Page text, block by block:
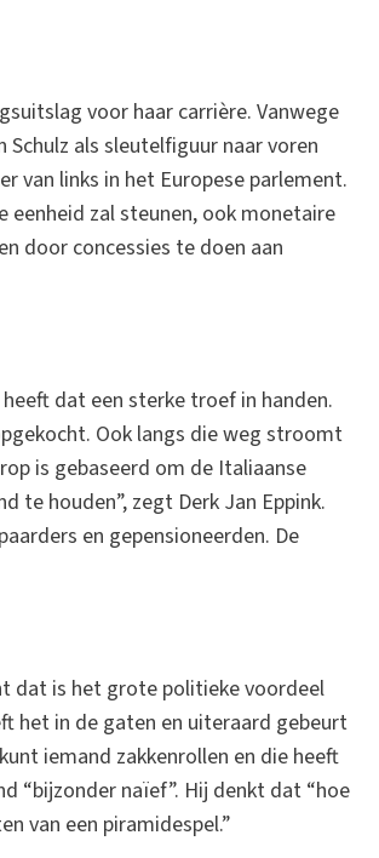
voor haar carrière. Vanwege
als sleutelfiguur naar voren
van links in het Europese parlement.
eenheid zal steunen, ook monetaire
door concessies te doen aan
dat een sterke troef in handen.
Ook langs die weg stroomt
is gebaseerd om de Italiaanse
te houden”, zegt Derk Jan Eppink.
en gepensioneerden. De
dat is het grote politieke voordeel
het in de gaten en uiteraard gebeurt
iemand zakkenrollen en die heeft
“bijzonder naïef”. Hij denkt dat “hoe
van een piramidespel.”